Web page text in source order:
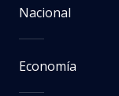
Nacional
Economía